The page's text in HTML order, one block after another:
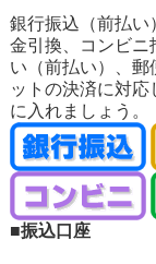
銀行振込（前払い
金引換、コンビニ
い（前払い）、郵
ットの決済に対
に入れましょう。
■振込口座